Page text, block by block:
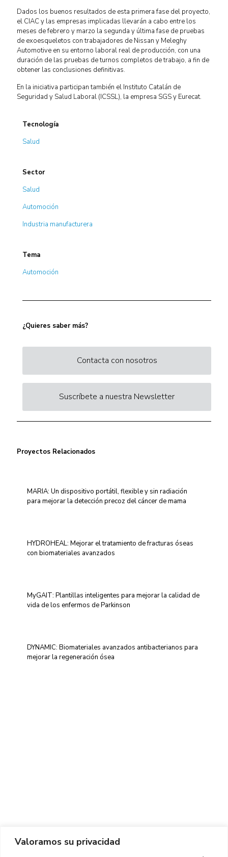
Valoramos su privacidad
Dados los buenos resultados de esta primera fase del proyecto,
el CIAC y las empresas implicadas llevarán a cabo entre los
meses de febrero y marzo la segunda y última fase de pruebas
de exoesqueletos con trabajadores de Nissan y Meleghy
Automotive en su entorno laboral real de producción, con una
duración de las pruebas de turnos completos de trabajo, a fin de
obtener las conclusiones definitivas.
En la iniciativa participan también el Instituto Catalán de
Seguridad y Salud Laboral (ICSSL), la empresa SGS y Eurecat.
Tecnología
Salud
Sector
Salud
Automoción
Industria manufacturera
Tema
Automoción
¿Quieres saber más?
Contacta con nosotros
Suscríbete a nuestra Newsletter
Proyectos Relacionados
MARIA: Un dispositivo portátil, flexible y sin radiación
para mejorar la detección precoz del cáncer de mama
HYDROHEAL: Mejorar el tratamiento de fracturas óseas
con biomateriales avanzados
MyGAIT: Plantillas inteligentes para mejorar la calidad de
vida de los enfermos de Parkinson
DYNAMIC: Biomateriales avanzados antibacterianos para
mejorar la regeneración ósea